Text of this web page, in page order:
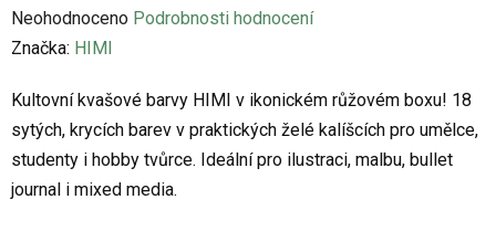
Průměrné
hodnocení
je
0,0
z
5
Neohodnoceno Podrobnosti hodnocení
Značka: HIMI
Kultovní kvašové barvy HIMI v ikonickém růžovém boxu! 18
sytých, krycích barev v praktických želé kalíšcích pro umělce,
studenty i hobby tvůrce. Ideální pro ilustraci, malbu, bullet
journal i mixed media.